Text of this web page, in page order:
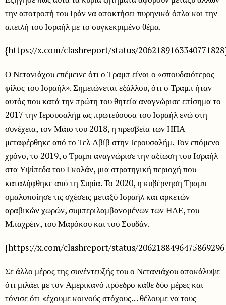
την αποτροπή του Ιράν να αποκτήσει πυρηνικά όπλα και την
απειλή του Ισραήλ με το συγκεκριμένο θέμα.
{https://x.com/clashreport/status/
Ο Νετανιάχου επέμεινε ότι ο Τραμπ είναι ο «σπουδαιότερος
φίλος του Ισραήλ». Σημειώνεται εξάλλου, ότι ο Τραμπ ήταν
αυτός που κατά την πρώτη του θητεία αναγνώρισε επίσημα το
2017 την Ιερουσαλήμ ως πρωτεύουσα του Ισραήλ ενώ στη
συνέχεια, τον Μάιο του 2018, η πρεσβεία των ΗΠΑ
μεταφέρθηκε από το Τελ Αβίβ στην Ιερουσαλήμ. Τον επόμενο
χρόνο, το 2019, ο Τραμπ αναγνώρισε την αξίωση του Ισραήλ
στα Υψίπεδα του Γκολάν, μια στρατηγική περιοχή που
καταλήφθηκε από τη Συρία. Το 2020, η κυβέρνηση Τραμπ
ομαλοποίησε τις σχέσεις μεταξύ Ισραήλ και αρκετών
αραβικών χωρών, συμπεριλαμβανομένων των ΗΑΕ, του
Μπαχρέιν, του Μαρόκου και του Σουδάν.
{https://x.com/clashreport/status/
Σε άλλο μέρος της συνέντευξής του ο Νετανιάχου αποκάλυψε
ότι μιλάει με τον Αμερικανό πρόεδρο κάθε δύο μέρες και
τόνισε ότι «έχουμε κοινούς στόχους… θέλουμε να τους